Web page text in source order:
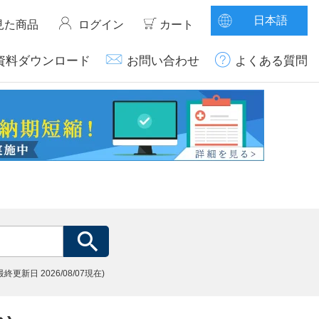
た商品 ログイン カート 日本語
料ダウンロード お問い合わせ よくある質問
終更新日 2026/08/07現在)